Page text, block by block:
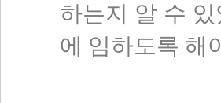
하는지 알 수
에 임하도록 해